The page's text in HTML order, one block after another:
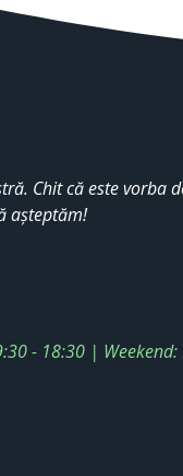
Chit că este vorba
așteptăm!
- 18:30 | Weekend: